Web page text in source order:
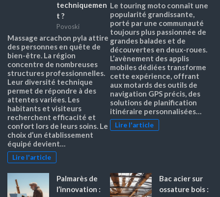
techniquemen
t ?
Povoski
Massage arcachon pyla attire
des personnes en quête de
bien-être. La région
concentre de nombreuses
structures professionnelles.
Leur diversité technique
permet de répondre à des
attentes variées. Les
habitants et visiteurs
recherchent efficacité et
confort lors de leurs soins. Le
choix d’un établissement
équipé devient…
Lire l'article
Le touring moto connaît une
popularité grandissante,
porté par une communauté
toujours plus passionnée de
grandes balades et de
découvertes en deux-roues.
L’avènement des applis
mobiles dédiées transforme
cette expérience, offrant
aux motards des outils de
navigation GPS précis, des
solutions de planification
itinéraire personnalisées…
Lire l'article
Palmarès de
l’innovation :
Bac acier sur
ossature bois :